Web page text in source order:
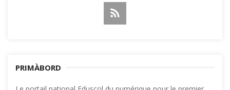
PRIMÀBORD